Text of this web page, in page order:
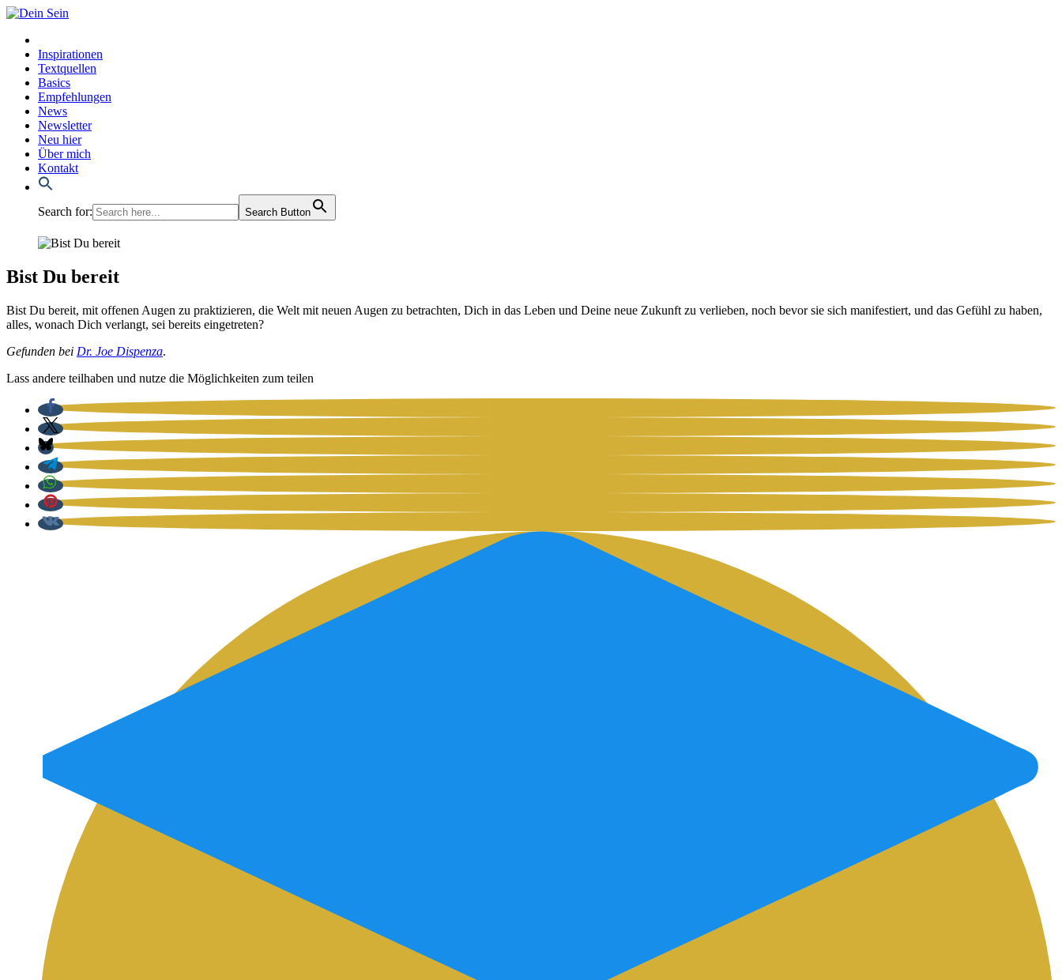
Inspirationen
Textquellen
Basics
Empfehlungen
News
Newsletter
Neu hier
Über mich
Kontakt
Search for: Search Button
Bist Du bereit
Bist Du bereit, mit offe­nen Augen zu prak­ti­zie­ren, die Welt mit neu­en Augen zu betrach­ten, Dich in das Leben und Dei­ne neue Zukunft zu ver­lie­ben, noch bevor sie sich mani­fes­tiert, und das Gefühl zu haben,
alles, wonach Dich ver­langt, sei bereits ein­ge­tre­ten?
Gefun­den bei Dr. Joe Dis­pen­za.
Lass ande­re teil­ha­ben und nut­ze die Mög­lich­kei­ten zum tei­len